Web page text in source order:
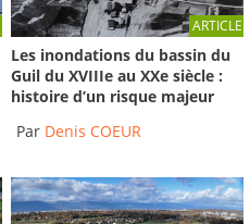
ARTICLE
Les inondations du bassin du
Guil du XVIIIe au XXe siècle :
histoire d’un risque majeur
Par Denis COEUR